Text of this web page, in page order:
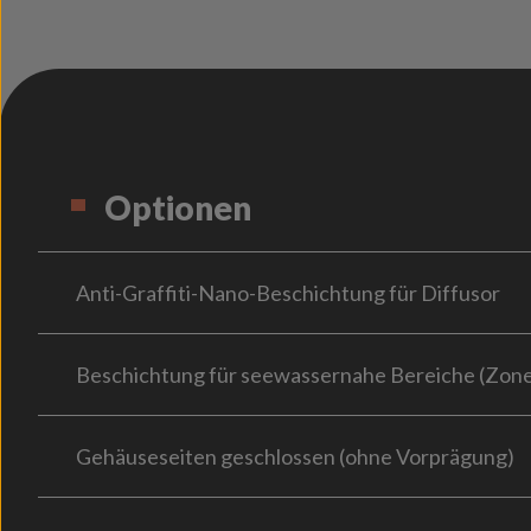
Optionen
Anti-Graffiti-Nano-Beschichtung für Diffusor
Beschichtung für seewassernahe Bereiche
Gehäuseseiten geschlossen (ohne Vorprägung)